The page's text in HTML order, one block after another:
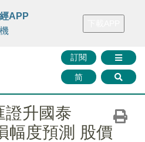
FINMETA 財華證券 媒體矩陣
訂閱
简
APP
證升國泰
幅度預測 股價